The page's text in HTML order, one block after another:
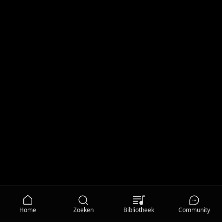
Home Zoeken Bibliotheek Community